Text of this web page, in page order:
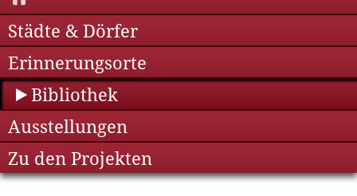
Städte & Dörfer
Erinnerungsorte
Bibliothek
Ausstellungen
Zu den Projekten